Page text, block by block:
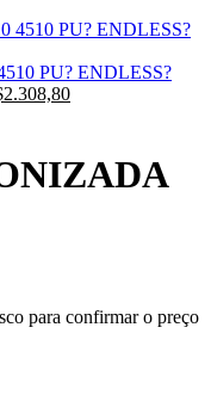
PU? ENDLESS?
2.308,80
para confirmar o preço